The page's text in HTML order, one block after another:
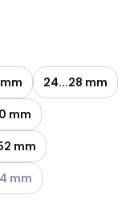
24...28 mm
mm
vaihtoehdot
mm
vaihtoehdotolevat
mm